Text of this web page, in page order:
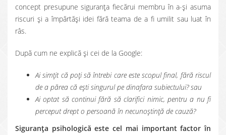
concept presupune siguranța fiecărui membru în a-și asuma
riscuri și a împărtăși idei fără teama de a fi umilit sau luat în
râs.
După cum ne explică și cei de la Google:
Ai simțit că poți să întrebi care este scopul final, fără riscul
de a părea că ești singurul pe dinafara subiectului? sau
Ai optat să continui fără să clarifici nimic, pentru a nu fi
perceput drept o persoană în necunoștință de cauză?
Siguranța psihologică este cel mai important factor în